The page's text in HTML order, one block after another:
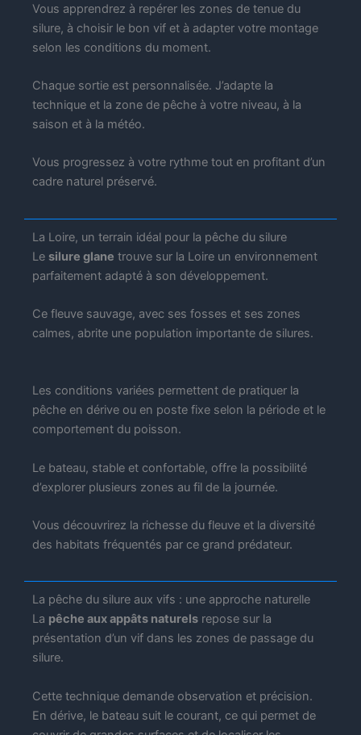
Vous apprendrez à repérer les zones de tenue du
silure, à choisir le bon vif et à adapter votre montage
selon les conditions du moment.
Chaque sortie est personnalisée. J’adapte la
technique et la zone de pêche à votre niveau, à la
saison et à la météo.
Vous progressez à votre rythme tout en profitant d’un
cadre naturel préservé.
La Loire, un terrain idéal pour la pêche du silure
Le silure glane trouve sur la Loire un environnement
parfaitement adapté à son développement.
Ce fleuve sauvage, avec ses fosses et ses zones
calmes, abrite une population importante de silures.
Les conditions variées permettent de pratiquer la
pêche en dérive ou en poste fixe selon la période et le
comportement du poisson.
Le bateau, stable et confortable, offre la possibilité
d’explorer plusieurs zones au fil de la journée.
Vous découvrirez la richesse du fleuve et la diversité
des habitats fréquentés par ce grand prédateur.
La pêche du silure aux vifs : une approche naturelle
La pêche aux appâts naturels repose sur la
présentation d’un vif dans les zones de passage du
silure.
Cette technique demande observation et précision.
En dérive, le bateau suit le courant, ce qui permet de